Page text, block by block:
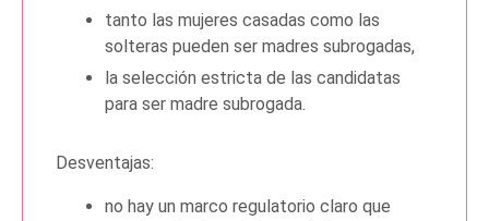
tanto las mujeres casadas como las
solteras pueden ser madres subrogadas,
la selección estricta de las candidatas
para ser madre subrogada.
Desventajas:
no hay un marco regulatorio claro que